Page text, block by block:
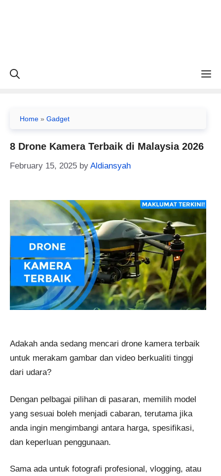
Home » Gadget
8 Drone Kamera Terbaik di Malaysia 2026
February 15, 2025 by Aldiansyah
Adakah anda sedang mencari drone kamera terbaik
untuk merakam gambar dan video berkualiti tinggi
dari udara?
Dengan pelbagai pilihan di pasaran, memilih model
yang sesuai boleh menjadi cabaran, terutama jika
anda ingin mengimbangi antara harga, spesifikasi,
dan keperluan penggunaan.
Sama ada untuk fotografi profesional, vlogging, atau